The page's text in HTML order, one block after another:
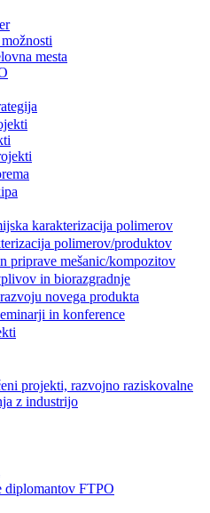
mesta
karakterizacija polimerov
polimerov/produktov
priprave mešanic/kompozitov
in biorazgradnje
novega produkta
in konference
projekti, razvojno raziskovalne
z industrijo
diplomantov FTPO